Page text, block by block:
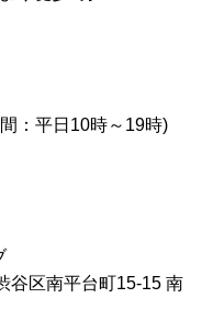
：平日10時～19時)
区南平台町15-15 南